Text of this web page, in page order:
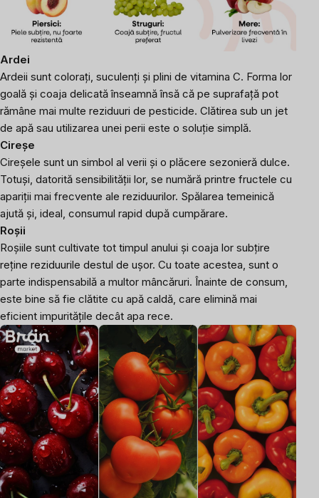
Ardei
Ardeii sunt colorați, suculenți și plini de vitamina C. Forma lor
goală și coaja delicată înseamnă însă că pe suprafață pot
rămâne mai multe reziduuri de pesticide. Clătirea sub un jet
de apă sau utilizarea unei perii este o soluție simplă.
Cireșe
Cireșele sunt un simbol al verii și o plăcere sezonieră dulce.
Totuși, datorită sensibilității lor, se numără printre fructele cu
apariții mai frecvente ale reziduurilor. Spălarea temeinică
ajută și, ideal, consumul rapid după cumpărare.
Roșii
Roșiile sunt cultivate tot timpul anului și coaja lor subțire
reține reziduurile destul de ușor. Cu toate acestea, sunt o
parte indispensabilă a multor mâncăruri. Înainte de consum,
este bine să fie clătite cu apă caldă, care elimină mai
eficient impuritățile decât apa rece.